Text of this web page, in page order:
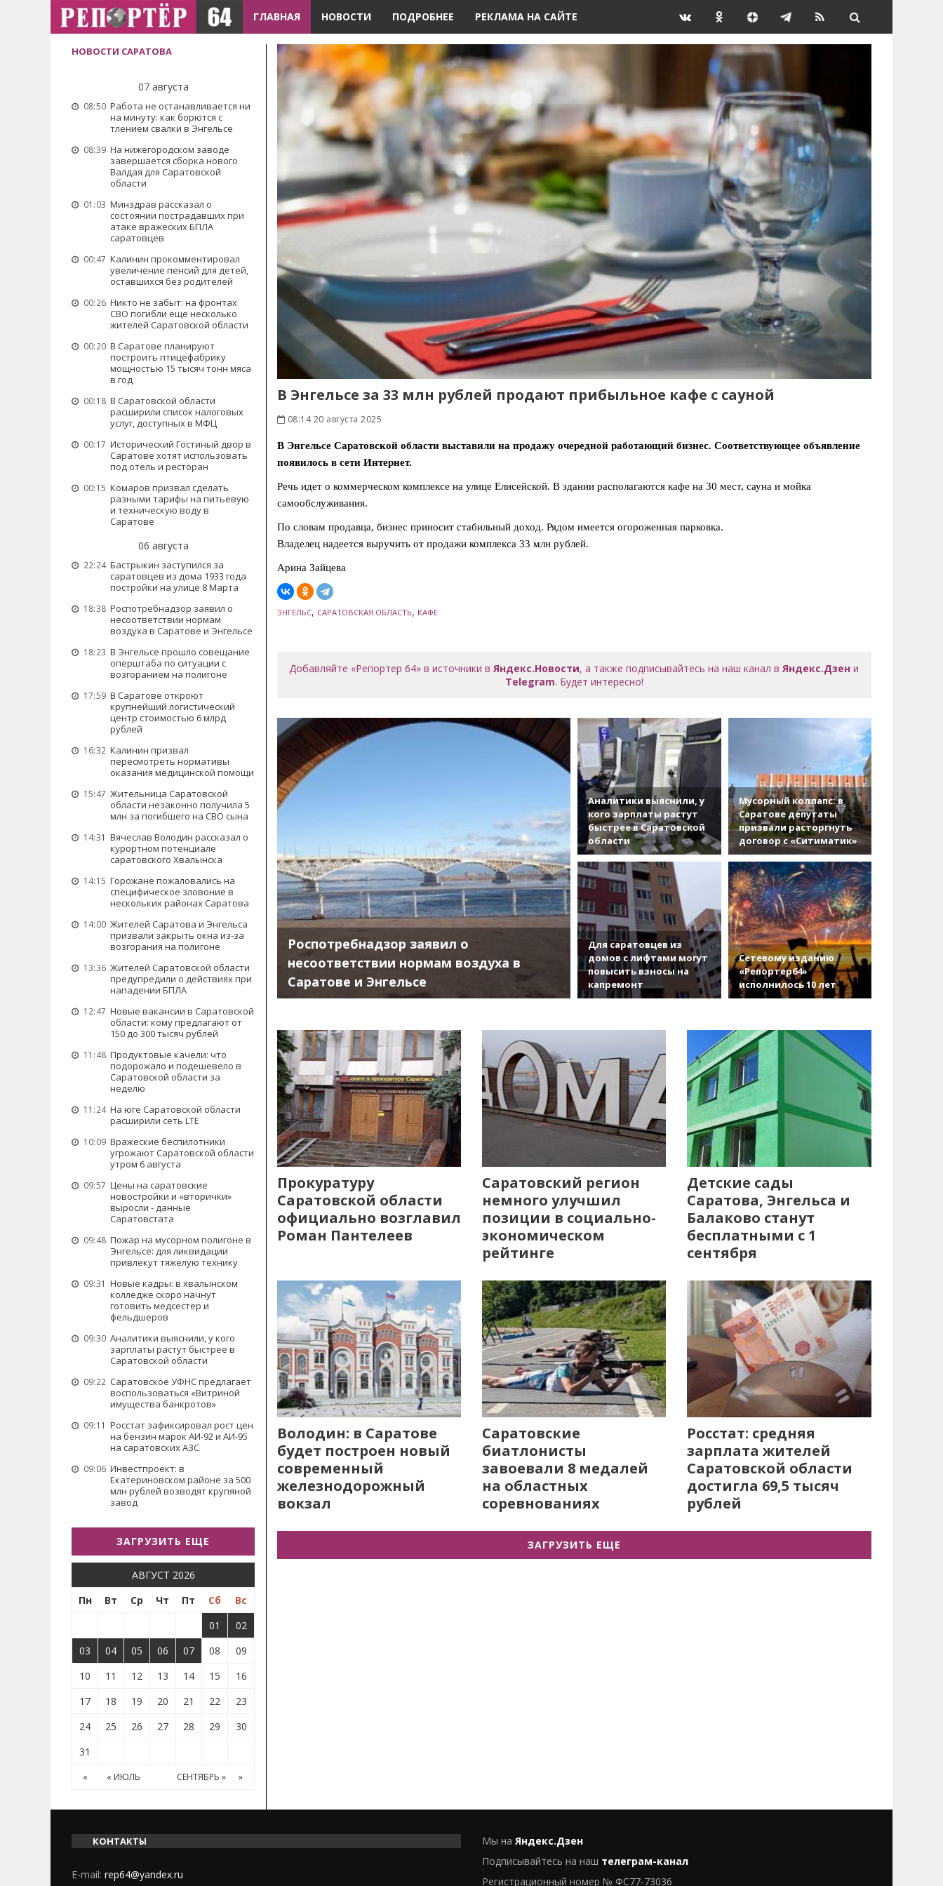
ГЛАВНАЯ НОВОСТИ ПОДРОБНЕЕ РЕКЛАМА НА САЙТЕ
НОВОСТИ САРАТОВА
07 августа
08:50 Работа не останавливается ни
на минуту: как борются с
тлением свалки в Энгельсе
08:39 На нижегородском заводе
завершается сборка нового
Валдая для Саратовской
области
01:03 Минздрав рассказал о
состоянии пострадавших при
атаке вражеских БПЛА
саратовцев
00:47 Калинин прокомментировал
увеличение пенсий для детей,
оставшихся без родителей
00:26 Никто не забыт: на фронтах
СВО погибли еще несколько
жителей Саратовской области
00:20 В Саратове планируют
построить птицефабрику
мощностью 15 тысяч тонн мяса
в год
00:18 В Саратовской области
расширили список налоговых
услуг, доступных в МФЦ
00:17 Исторический Гостиный двор в
Саратове хотят использовать
под отель и ресторан
00:15 Комаров призвал сделать
разными тарифы на питьевую
и техническую воду в
Саратове
06 августа
22:24 Бастрыкин заступился за
саратовцев из дома 1933 года
постройки на улице 8 Марта
18:38 Роспотребнадзор заявил о
несоответствии нормам
воздуха в Саратове и Энгельсе
18:23 В Энгельсе прошло совещание
оперштаба по ситуации с
возгоранием на полигоне
17:59 В Саратове откроют
крупнейший логистический
центр стоимостью 6 млрд
рублей
16:32 Калинин призвал
пересмотреть нормативы
оказания медицинской помощи
15:47 Жительница Саратовской
области незаконно получила 5
млн за погибшего на СВО сына
14:31 Вячеслав Володин рассказал о
курортном потенциале
саратовского Хвалынска
14:15 Горожане пожаловались на
специфическое зловоние в
нескольких районах Саратова
14:00 Жителей Саратова и Энгельса
призвали закрыть окна из-за
возгорания на полигоне
13:36 Жителей Саратовской области
предупредили о действиях при
нападении БПЛА
12:47 Новые вакансии в Саратовской
области: кому предлагают от
150 до 300 тысяч рублей
11:48 Продуктовые качели: что
подорожало и подешевело в
Саратовской области за
неделю
11:24 На юге Саратовской области
расширили сеть LTE
10:09 Вражеские беспилотники
угрожают Саратовской области
утром 6 августа
09:57 Цены на саратовские
новостройки и «вторички»
выросли - данные
Саратовстата
09:48 Пожар на мусорном полигоне в
Энгельсе: для ликвидации
привлекут тяжелую технику
09:31 Новые кадры: в хвалынском
колледже скоро начнут
готовить медсестер и
фельдшеров
09:30 Аналитики выяснили, у кого
зарплаты растут быстрее в
Саратовской области
09:22 Саратовское УФНС предлагает
воспользоваться «Витриной
имущества банкротов»
09:11 Росстат зафиксировал рост цен
на бензин марок АИ-92 и АИ-95
на саратовских АЗС
09:06 Инвестпроект: в
Екатериновском районе за 500
млн рублей возводят крупяной
завод
ЗАГРУЗИТЬ ЕЩЕ
АВГУСТ 2026
Пн
Вт Ср Чт Пт Сб
Вс
01
02
03
04 05 06 07 08
09
10
11 12 13 14 15
16
17
18 19 20 21 22
23
24
25 26 27 28 29
30
31
« « ИЮЛЬ СЕНТЯБРЬ » »
В Энгельсе за 33 млн рублей продают прибыльное кафе с сауной
08:14 20 августа 2025
В Энгельсе Саратовской области выставили на продажу очередной работающий бизнес. Соответствующее объявление
появилось в сети Интернет.
Речь идет о коммерческом комплексе на улице Елисейской. В здании располагаются кафе на 30 мест, сауна и мойка
самообслуживания.
По словам продавца, бизнес приносит стабильный доход. Рядом имеется огороженная парковка.
Владелец надеется выручить от продажи комплекса 33 млн рублей.
Арина Зайцева
ЭНГЕЛЬС, САРАТОВСКАЯ ОБЛАСТЬ, КАФЕ
Добавляйте «Репортер 64» в источники вЯндекс.Новости, а также подписывайтесь на наш канал вЯндекс.Дзен и
Telegram. Будет интересно!
Роспотребнадзор заявил о
несоответствии нормам воздуха в
Саратове и Энгельсе
Аналитики выяснили, у
кого зарплаты растут
быстрее в Саратовской
области
Мусорный коллапс: в
Саратове депутаты
призвали расторгнуть
договор с «Ситиматик»
Для саратовцев из
домов с лифтами могут
повысить взносы на
капремонт
Сетевому изданию
«Репортер64»
исполнилось 10 лет
Прокуратуру
Саратовской области
официально возглавил
Роман Пантелеев
Саратовский регион
немного улучшил
позиции в социально-
экономическом
рейтинге
Детские сады
Саратова, Энгельса и
Балаково станут
бесплатными с 1
сентября
Володин: в Саратове
будет построен новый
современный
железнодорожный
вокзал
Саратовские
биатлонисты
завоевали 8 медалей
на областных
соревнованиях
Росстат: средняя
зарплата жителей
Саратовской области
достигла 69,5 тысяч
рублей
ЗАГРУЗИТЬ ЕЩЕ
КОНТАКТЫ
E-mail: rep64@yandex.ru
Мы на Яндекс.Дзен
Подписывайтесь на наш телеграм-канал
Регистрационный номер № ФС77-73036